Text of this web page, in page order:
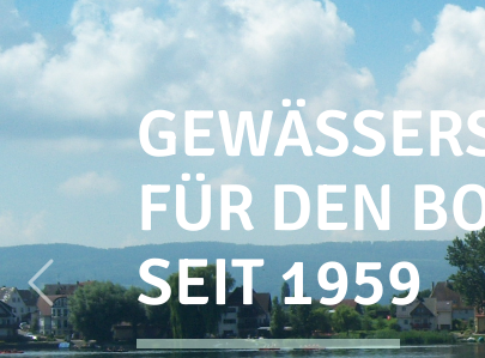
FÜR DEN
SEIT 1959
Previous